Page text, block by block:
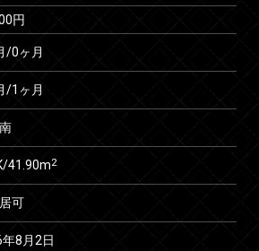
円
/0ヶ月
/1ヶ月
41.90m2
可
8月2日